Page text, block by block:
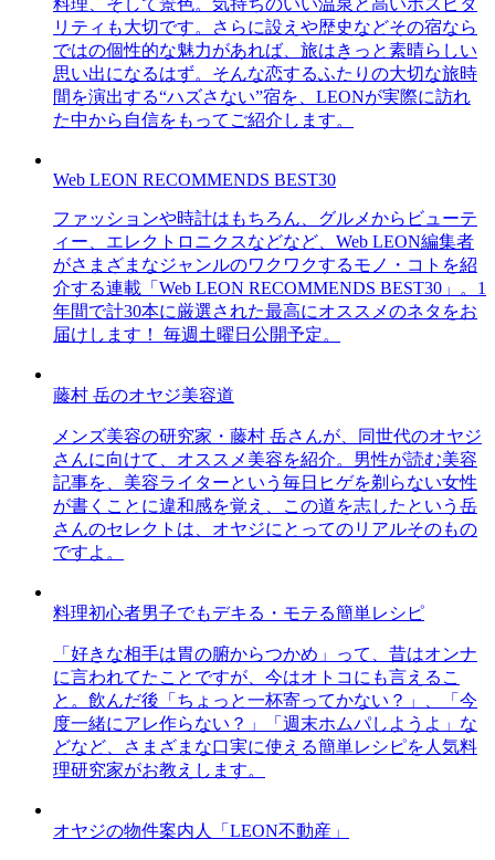
リティも大切です。さらに設えや歴史などその宿なら
ではの個性的な魅力があれば、旅はきっと素晴らしい
思い出になるはず。そんな恋するふたりの大切な旅時
間を演出する“ハズさない”宿を、LEONが実際に訪れ
た中から自信をもってご紹介します。
Web LEON RECOMMENDS BEST30
ファッションや時計はもちろん、グルメからビューテ
ィー、エレクトロニクスなどなど、Web LEON編集者
がさまざまなジャンルのワクワクするモノ・コトを紹
介する連載「Web LEON RECOMMENDS BEST30」。1
年間で計30本に厳選された最高にオススメのネタをお
届けします！ 毎週土曜日公開予定。
藤村 岳のオヤジ美容道
メンズ美容の研究家・藤村 岳さんが、同世代のオヤジ
さんに向けて、オススメ美容を紹介。男性が読む美容
記事を、美容ライターという毎日ヒゲを剃らない女性
が書くことに違和感を覚え、この道を志したという岳
さんのセレクトは、オヤジにとってのリアルそのもの
ですよ。
料理初心者男子でもデキる・モテる簡単レシピ
「好きな相手は胃の腑からつかめ」って、昔はオンナ
に言われてたことですが、今はオトコにも言えるこ
と。飲んだ後「ちょっと一杯寄ってかない？」、「今
度一緒にアレ作らない？」「週末ホムパしようよ」な
どなど、さまざまな口実に使える簡単レシピを人気料
理研究家がお教えします。
オヤジの物件案内人「LEON不動産」